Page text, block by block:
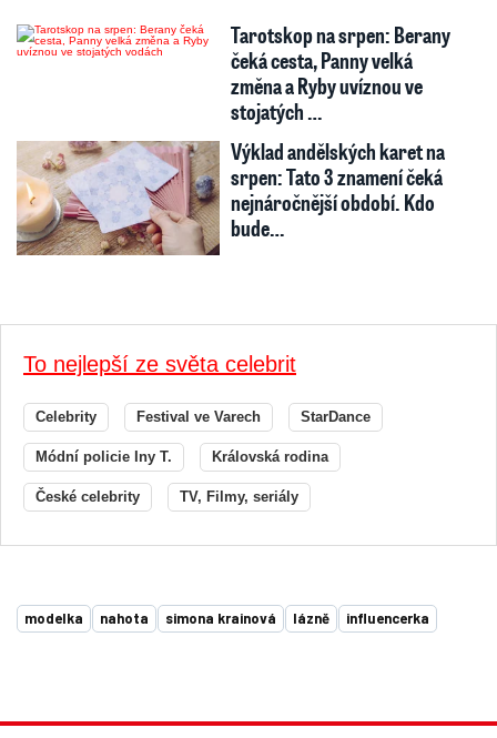
Tarotskop na srpen: Berany
čeká cesta, Panny velká
změna a Ryby uvíznou ve
stojatých …
Výklad andělských karet na
srpen: Tato 3 znamení čeká
nejnáročnější období. Kdo
bude…
To nejlepší ze světa celebrit
Celebrity Festival ve Varech StarDance
Módní policie Iny T. Královská rodina
České celebrity TV, Filmy, seriály
modelka nahota simona krainová lázně influencerka